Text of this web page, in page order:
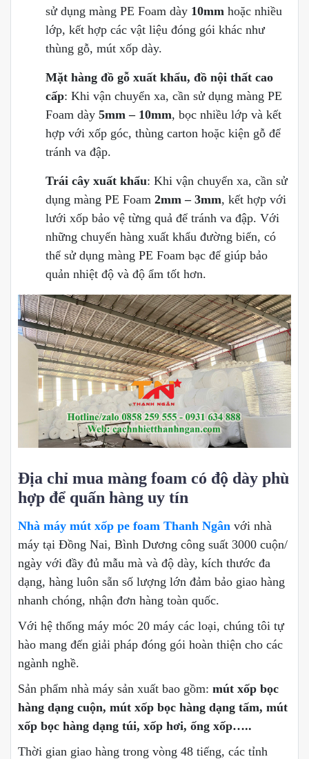
sử dụng màng PE Foam dày 10mm hoặc nhiều
lớp, kết hợp các vật liệu đóng gói khác như
thùng gỗ, mút xốp dày.
Mặt hàng đồ gỗ xuất khẩu, đồ nội thất cao
cấp: Khi vận chuyển xa, cần sử dụng màng PE
Foam dày 5mm – 10mm, bọc nhiều lớp và kết
hợp với xốp góc, thùng carton hoặc kiện gỗ để
tránh va đập.
Trái cây xuất khẩu: Khi vận chuyển xa, cần sử
dụng màng PE Foam 2mm – 3mm, kết hợp với
lưới xốp bảo vệ từng quả để tránh va đập. Với
những chuyến hàng xuất khẩu đường biển, có
thể sử dụng màng PE Foam bạc để giúp bảo
quản nhiệt độ và độ ẩm tốt hơn.
Địa chỉ mua màng foam có độ dày phù
hợp để quấn hàng uy tín
Nhà máy mút xốp pe foam Thanh Ngân với nhà
máy tại Đồng Nai, Bình Dương công suất 3000 cuộn/
ngày với đầy đủ mẫu mà và độ dày, kích thước đa
dạng, hàng luôn sẵn số lượng lớn đảm bảo giao hàng
nhanh chóng, nhận đơn hàng toàn quốc.
Với hệ thống máy móc 20 máy các loại, chúng tôi tự
hào mang đến giải pháp đóng gói hoàn thiện cho các
ngành nghề.
Sản phẩm nhà máy sản xuất bao gồm: mút xốp bọc
hàng dạng cuộn, mút xốp bọc hàng dạng tấm, mút
xốp bọc hàng dạng túi, xốp hơi, ống xốp…..
Thời gian giao hàng trong vòng 48 tiếng, các tỉnh